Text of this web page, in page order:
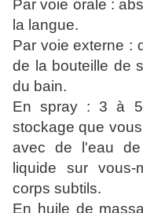
Par voie orale :
la langue.
Par voie externe :
de la bouteille de
du bain.
En spray : 3 à 5
stockage que
avec de l'eau
liquide sur vous-
corps subtils.
En huile de